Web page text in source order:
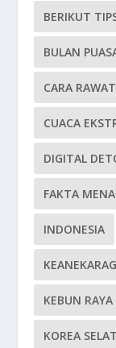
BERIKUT
BULAN
CARA
CUACA
DIGITAL
FAKTA
INDONESIA
KEBUN
KOREA